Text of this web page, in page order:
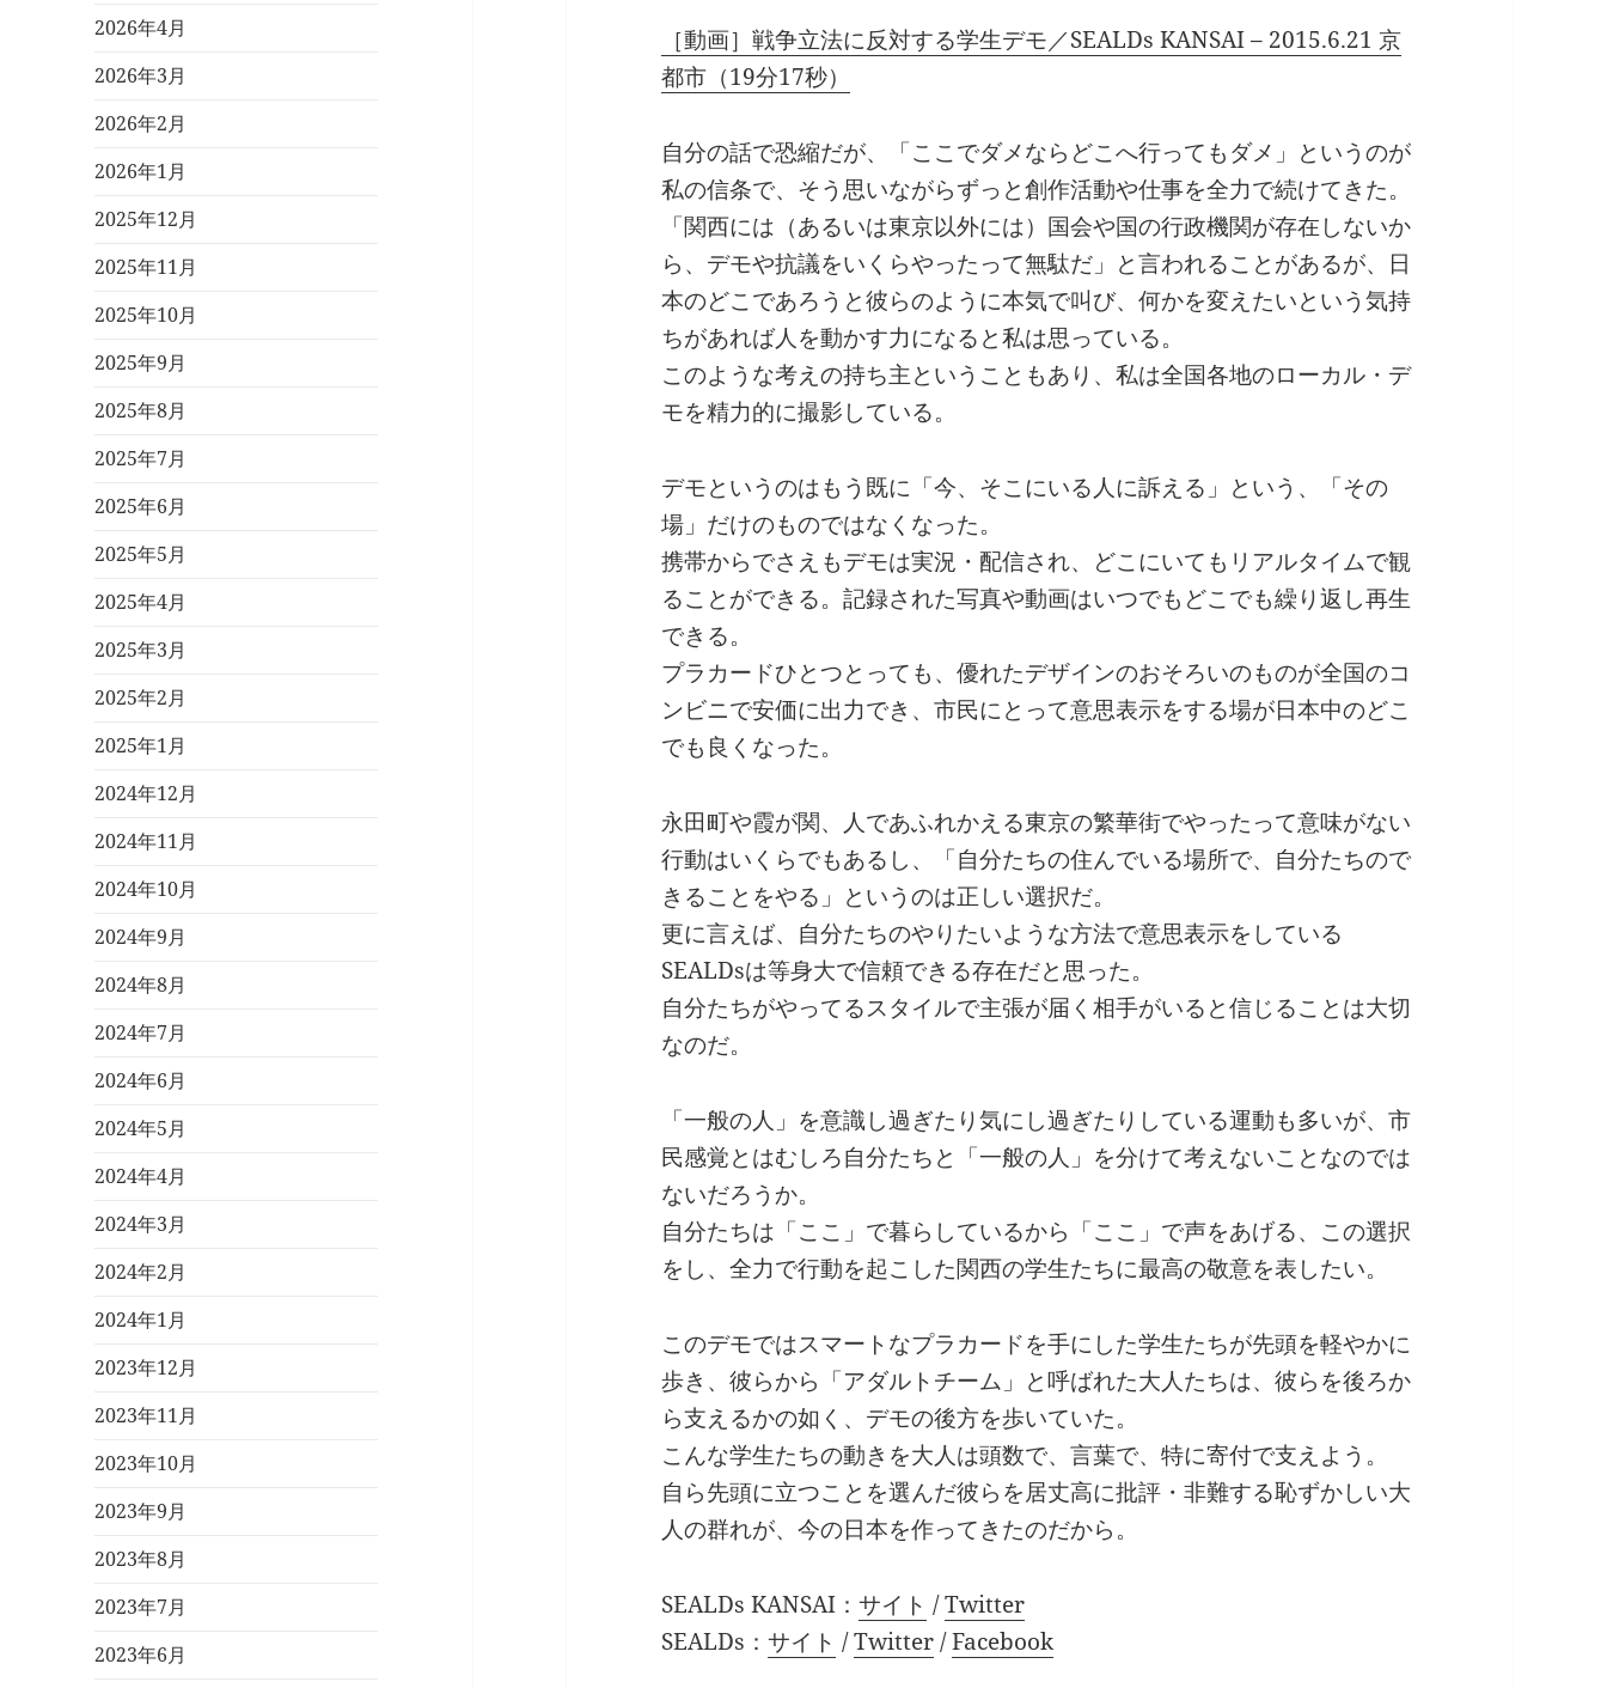
2026年4月
2026年3月
2026年2月
2026年1月
2025年12月
2025年11月
2025年10月
2025年9月
2025年8月
2025年7月
2025年6月
2025年5月
2025年4月
2025年3月
2025年2月
2025年1月
2024年12月
2024年11月
2024年10月
2024年9月
2024年8月
2024年7月
2024年6月
2024年5月
2024年4月
2024年3月
2024年2月
2024年1月
2023年12月
2023年11月
2023年10月
2023年9月
2023年8月
2023年7月
2023年6月
［動画］戦争立法に反対する学生デモ／SEALDs KANSAI – 2015.6.21 京
都市（19分17秒）
自分の話で恐縮だが、「ここでダメならどこへ行ってもダメ」というのが
私の信条で、そう思いながらずっと創作活動や仕事を全力で続けてきた。
「関西には（あるいは東京以外には）国会や国の行政機関が存在しないか
ら、デモや抗議をいくらやったって無駄だ」と言われることがあるが、日
本のどこであろうと彼らのように本気で叫び、何かを変えたいという気持
ちがあれば人を動かす力になると私は思っている。
このような考えの持ち主ということもあり、私は全国各地のローカル・デ
モを精力的に撮影している。
デモというのはもう既に「今、そこにいる人に訴える」という、「その
場」だけのものではなくなった。
携帯からでさえもデモは実況・配信され、どこにいてもリアルタイムで観
ることができる。記録された写真や動画はいつでもどこでも繰り返し再生
できる。
プラカードひとつとっても、優れたデザインのおそろいのものが全国のコ
ンビニで安価に出力でき、市民にとって意思表示をする場が日本中のどこ
でも良くなった。
永田町や霞が関、人であふれかえる東京の繁華街でやったって意味がない
行動はいくらでもあるし、「自分たちの住んでいる場所で、自分たちので
きることをやる」というのは正しい選択だ。
更に言えば、自分たちのやりたいような方法で意思表示をしている
SEALDsは等身大で信頼できる存在だと思った。
自分たちがやってるスタイルで主張が届く相手がいると信じることは大切
なのだ。
「一般の人」を意識し過ぎたり気にし過ぎたりしている運動も多いが、市
民感覚とはむしろ自分たちと「一般の人」を分けて考えないことなのでは
ないだろうか。
自分たちは「ここ」で暮らしているから「ここ」で声をあげる、この選択
をし、全力で行動を起こした関西の学生たちに最高の敬意を表したい。
このデモではスマートなプラカードを手にした学生たちが先頭を軽やかに
歩き、彼らから「アダルトチーム」と呼ばれた大人たちは、彼らを後ろか
ら支えるかの如く、デモの後方を歩いていた。
こんな学生たちの動きを大人は頭数で、言葉で、特に寄付で支えよう。
自ら先頭に立つことを選んだ彼らを居丈高に批評・非難する恥ずかしい大
人の群れが、今の日本を作ってきたのだから。
SEALDs KANSAI：サイト /Twitter
SEALDs：サイト /Twitter/Facebook